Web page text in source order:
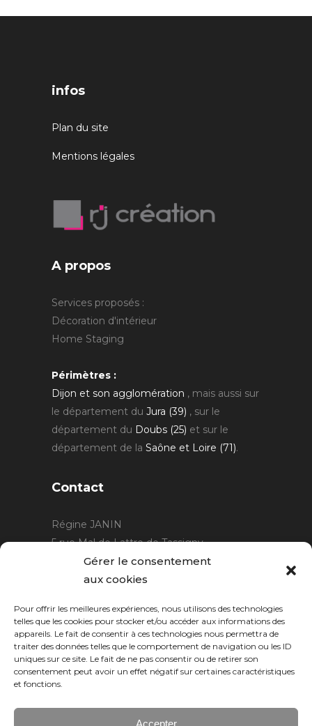
Gérer le consentement
aux cookies
Pour offrir les meilleures expériences, nous utilisons des technologies
telles que les cookies pour stocker et/ou accéder aux informations des
appareils. Le fait de consentir à ces technologies nous permettra de
traiter des données telles que le comportement de navigation ou les ID
uniques sur ce site. Le fait de ne pas consentir ou de retirer son
consentement peut avoir un effet négatif sur certaines caractéristiques
et fonctions.
Accepter
infos
Plan du site
Mentions légales
A propos
Services proposés :
Décoration d'intérieur
Home Staging
Périmètres :
Dijon et son agglomération , mais aussi sur
le département du Jura (39) , sur le
département du Doubs (25) et sur le
département de la Saône et Loire (71).
Contact
Régine JANIN
5 rue Mal de Lattre de Tassigny
21220 Gevrey Chambertin
06 15 15 80 29
Horaires :sur rendez-vous.